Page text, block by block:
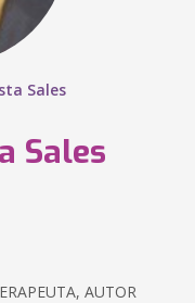
Sales
Sales
AUTOR